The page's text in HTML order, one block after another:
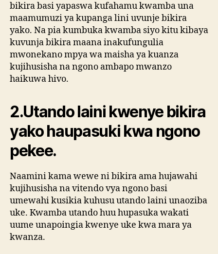
bikira basi yapaswa kufahamu kwamba una
maamumuzi ya kupanga lini uvunje bikira
yako. Na pia kumbuka kwamba siyo kitu kibaya
kuvunja bikira maana inakufungulia
mwonekano mpya wa maisha ya kuanza
kujihusisha na ngono ambapo mwanzo
haikuwa hivo.
2.Utando laini kwenye bikira
yako haupasuki kwa ngono
pekee.
Naamini kama wewe ni bikira ama hujawahi
kujihusisha na vitendo vya ngono basi
umewahi kusikia kuhusu utando laini unaoziba
uke. Kwamba utando huu hupasuka wakati
uume unapoingia kwenye uke kwa mara ya
kwanza.